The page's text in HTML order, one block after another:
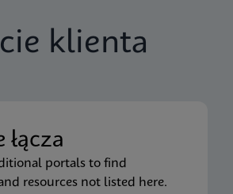
klienta
łącza
portals to find
resources not listed here.